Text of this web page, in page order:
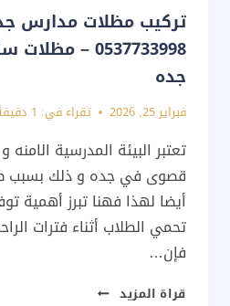
تركيب مظلات مدارس
0537733998
جده
فبراير 25, 2026 تقراء في:
تعتبر البيئة المدرسية الامنه
قصوى في جده و ذلك بسبب
أيضا لهذا فهنا تبرز أهمية
تحمي الطلاب أثناء فترات
فإن…
قراة المزيد تركيب